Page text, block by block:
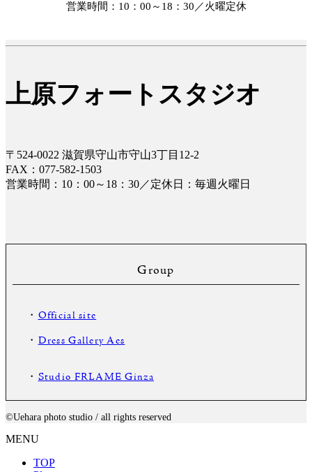
営業時間：10：00～18：30／火曜定休
上原フォートスタジオ
〒524-0022 滋賀県守山市守山3丁目12-2
FAX：077-582-1503
営業時間：10：00～18：30／定休日：毎週火曜日
Group
・Official site
・Dress Gallery Aes
・ Studio FRLAME Ginza
©️Uehara photo studio / all rights reserved
MENU
TOP